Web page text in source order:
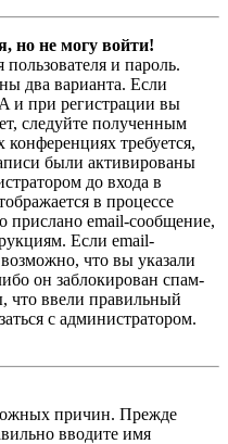
но не могу войти!
и пароль.
два варианта. Если
и при регистрации вы
следуйте полученным
требуется,
были активированы
до входа в
в процессе
прислано email-сообщение,
Если email-
что вы указали
он заблокирован спам-
что ввели правильный
с администратором.
причин. Прежде
вводите имя